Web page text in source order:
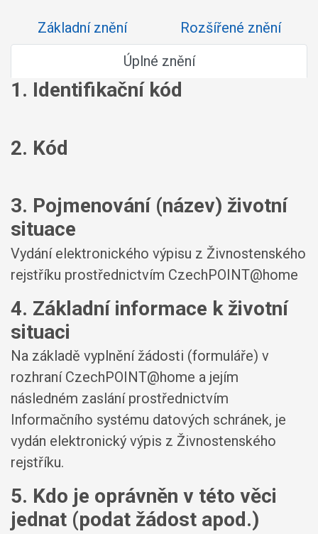
Základní znění
Rozšířené znění
Úplné znění
1. Identifikační kód
2. Kód
3. Pojmenování (název) životní
situace
Vydání elektronického výpisu z Živnostenského
rejstříku prostřednictvím CzechPOINT@home
4. Základní informace k životní
situaci
Na základě vyplnění žádosti (formuláře) v
rozhraní CzechPOINT@home a jejím
následném zaslání prostřednictvím
Informačního systému datových schránek, je
vydán elektronický výpis z Živnostenského
rejstříku.
5. Kdo je oprávněn v této věci
jednat (podat žádost apod.)